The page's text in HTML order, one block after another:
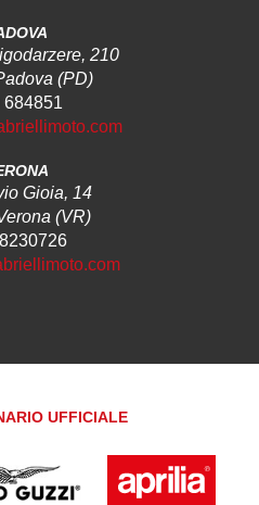
210
(PD)
684851
Gioia, 14
(VR)
UFFICIALE